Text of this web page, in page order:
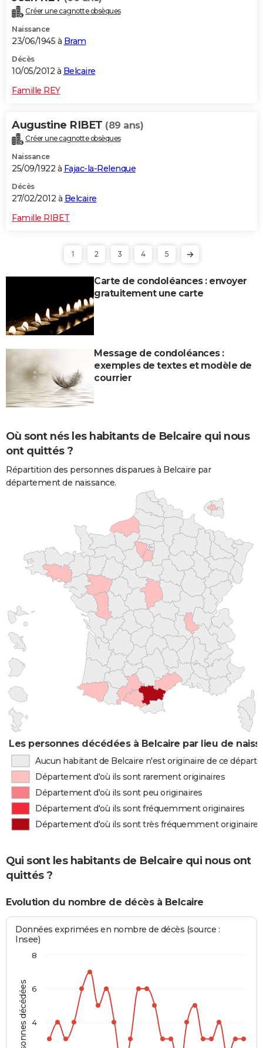
Créer une cagnotte obsèques
Naissance
23/06/1945 à Bram
Décès
10/05/2012 à Belcaire
Famille REY
Augustine RIBET (89 ans)
Créer une cagnotte obsèques
Naissance
25/09/1922 à Fajac-la-Relenque
Décès
27/02/2012 à Belcaire
Famille RIBET
1 2 3 4 5
Carte de condoléances : envoyer
gratuitement une carte
Message de condoléances :
exemples de textes et modèle de
courrier
Où sont nés les habitants de Belcaire qui nous
ont quittés ?
Répartition des personnes disparues à Belcaire par
département de naissance.
Les personnes décédées à Belcaire par lieu de
Aucun habitant de Belcaire n'est originaire de ce
Département d'où ils sont rarement originaires
Département d'où ils sont peu originaires
Département d'où ils sont fréquemment originaires
Département d'où ils sont très fréquemment originaires
Qui sont les habitants de Belcaire qui nous ont
quittés ?
Evolution du nombre de décès à Belcaire
Personnes décédées
Données exprimées en nombre de décès (source :
Insee)
4
6
8